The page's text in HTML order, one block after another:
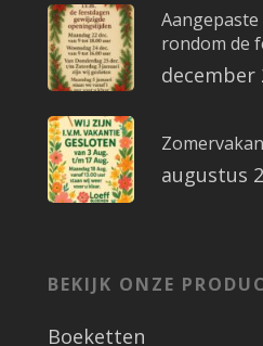
rondom de
december
augustus
BEKIJK ONZE
Boeketten